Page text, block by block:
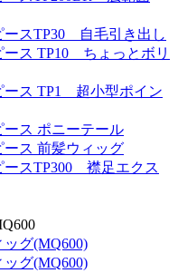
ースTP30 自毛引き出し
ース TP10 ちょっとボリ
ース TP1 超小型ポイン
ース ポニーテール
ース 前髪ウィッグ
ースTP300 襟足エクス
グ(MQ600)
グ(MQ600)